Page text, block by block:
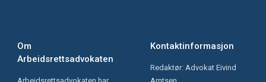
Om
Arbeidsrettsadvokaten
Kontaktinformasjon
Redaktør: Advokat Eivind